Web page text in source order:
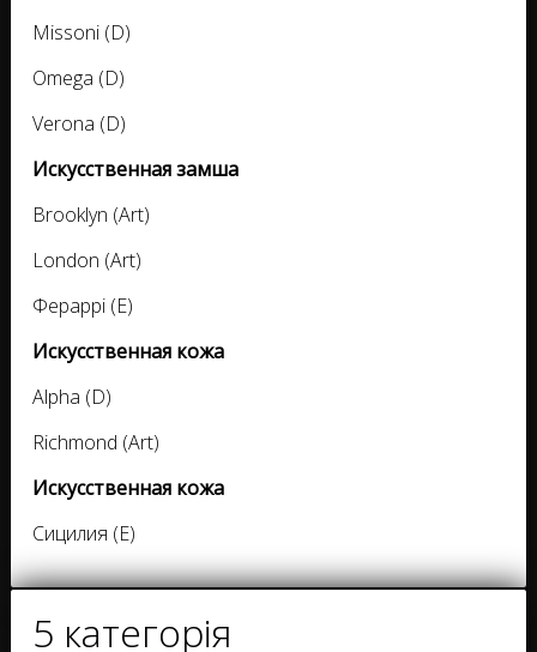
Missoni (D)
Omega (D)
Verona (D)
Искусственная замша
Brooklyn (Art)
London (Art)
Фераррі (E)
Искусственная кожа
Alpha (D)
Richmond (Art)
Искусственная кожа
Сицилия (E)
5 категорія